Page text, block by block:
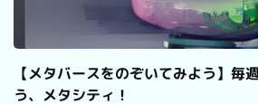
【メタバースをのぞいてみよう】毎
う、メタシティ！